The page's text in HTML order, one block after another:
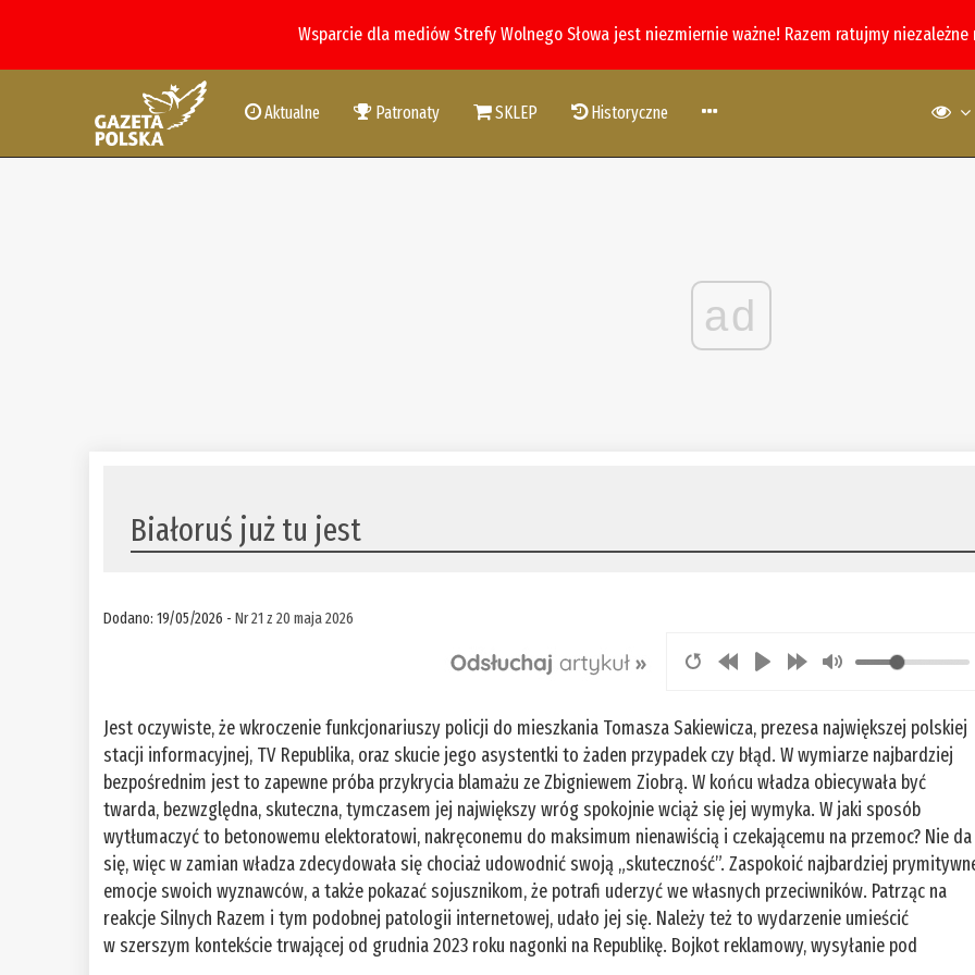
Wsparcie dla mediów Strefy Wolnego Słowa jest niezmiernie ważne! Razem ratujmy
Aktualne Patronaty SKLEP Historyczne
ad
Białoruś już tu jest
Dodano: 19/05/2026 -Nr 21 z 20 maja 2026
Jest oczywiste, że wkroczenie funkcjonariuszy policji do mieszkania Tomasza Sakiewicza, prezesa największej polskiej
stacji informacyjnej, TV Republika, oraz skucie jego asystentki to żaden przypadek czy błąd. W wymiarze najbardziej
bezpośrednim jest to zapewne próba przykrycia blamażu ze Zbigniewem Ziobrą. W końcu władza obiecywała być
twarda, bezwzględna, skuteczna, tymczasem jej największy wróg spokojnie wciąż się jej wymyka. W jaki sposób
wytłumaczyć to betonowemu elektoratowi, nakręconemu do maksimum nienawiścią i czekającemu na przemoc? Nie da
się, więc w zamian władza zdecydowała się chociaż udowodnić swoją „skuteczność”. Zaspokoić najbardziej
emocje swoich wyznawców, a także pokazać sojusznikom, że potrafi uderzyć we własnych przeciwników. Patrząc na
reakcje Silnych Razem i tym podobnej patologii internetowej, udało jej się. Należy też to wydarzenie umieścić
w szerszym kontekście trwającej od grudnia 2023 roku nagonki na Republikę. Bojkot reklamowy, wysyłanie pod